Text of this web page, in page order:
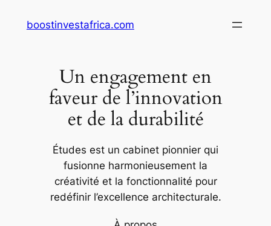
boostinvestafrica.com
Un engagement en
faveur de l’innovation
et de la durabilité
Études est un cabinet pionnier qui
fusionne harmonieusement la
créativité et la fonctionnalité pour
redéfinir l’excellence architecturale.